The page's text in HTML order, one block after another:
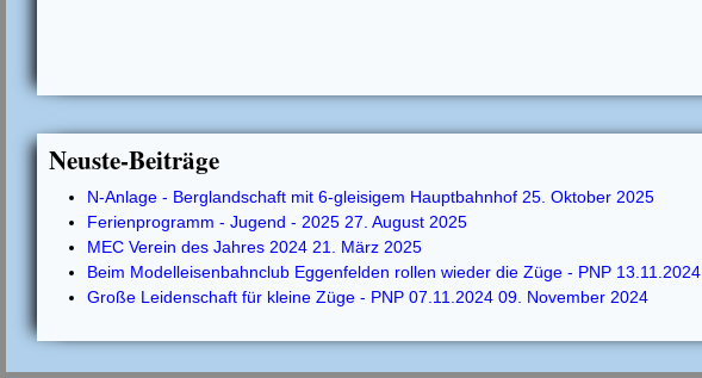
Neuste-Beiträge
N-Anlage - Berglandschaft mit 6-gleisigem Hauptbahnhof 25. Oktober 2025
Ferienprogramm - Jugend - 2025 27. August 2025
MEC Verein des Jahres 2024 21. März 2025
Beim Modelleisenbahnclub Eggenfelden rollen wieder die Züge - PNP 13.11.2024
Große Leidenschaft für kleine Züge - PNP 07.11.2024 09. November 2024